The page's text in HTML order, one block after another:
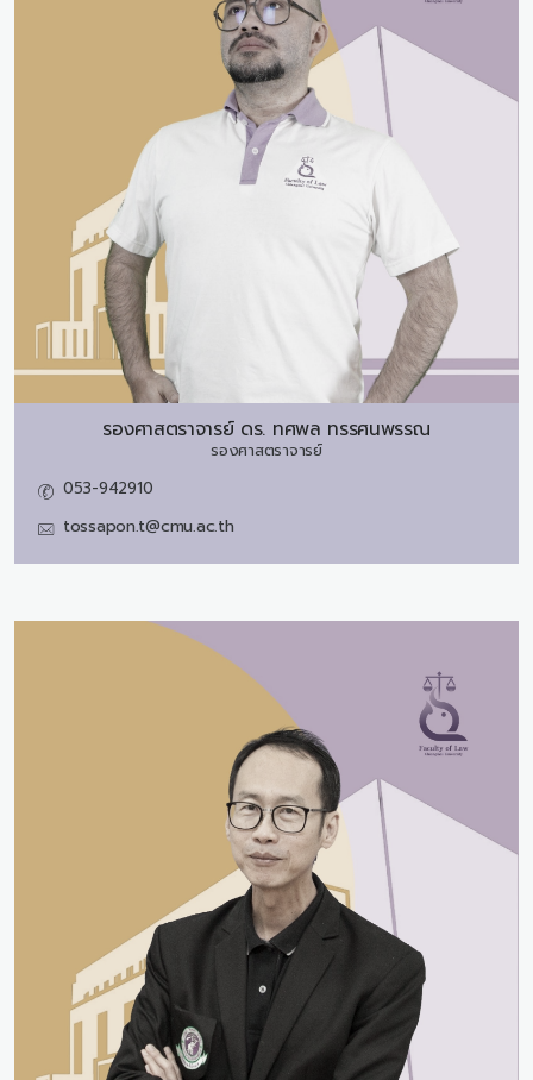
รองศาสตราจารย์ ดร. ทศพล ทรรศนพรรณ
รองศาสตราจารย์
053-942910
tossapon.t@cmu.ac.th